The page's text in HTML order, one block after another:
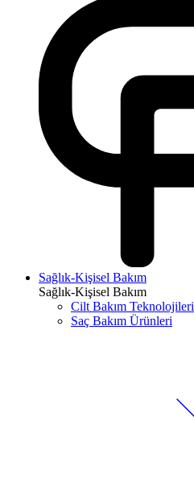
Sağlık-Kişisel Bakım
Sağlık-Kişisel Bakım
Cilt Bakım Teknolojileri
Saç Bakım Ürünleri